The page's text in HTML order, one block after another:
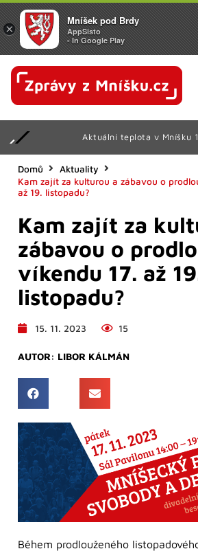
Aktuální teplota v Mníšku
Domů
Aktuality
Kam zajít za kulturou a zábavou o
až 19. listopadu?
Kam zajít za
zábavou o
víkendu 17. až
listopadu?
15. 11. 2023 15
AUTOR: LIBOR KÁLMÁN
Během prodlouženého
×
Mníšek pod Brdy
AppSisto
- In Google Play